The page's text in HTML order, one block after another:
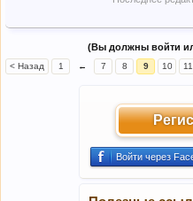
(Вы должны войти
< Назад 1 ← 7 8 9 10 11
Войти через